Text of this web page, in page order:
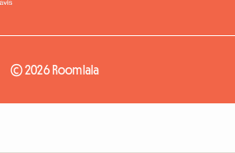
© 2026 Roomlala